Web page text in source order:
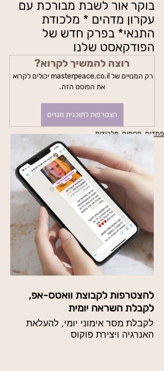
בוקר אור לשבת מבורכת עם
עקרון מדהים * מלכודת
התנאי* בפרק חדש של
הפודקאסט שלנו
רוצה להמשיך לקרוא?
רק המנויים של masterpeace.co.il יכולים לקרוא
את הפוסט הזה.
הצטרפות לתוכנית מנויים
פחדים, חסמים, מלכודות
להצטרפות לקבוצת וואטס-אפ,
לקבלת השראה יומית
לקבלת מסר אימוני יומי, להעלאת
האנרגיה ויצירת פוקוס